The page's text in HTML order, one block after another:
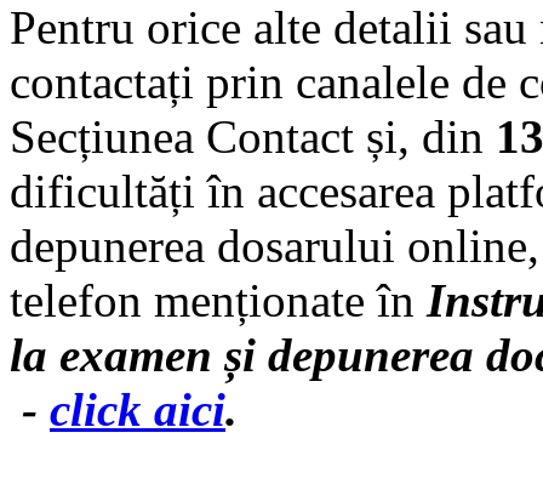
Pentru orice alte detalii
contactați prin canalele de
Secțiunea Contact și, din
dificultăți în accesarea
depunerea dosarului
telefon menționate în
la examen și depunerea
- click aici.